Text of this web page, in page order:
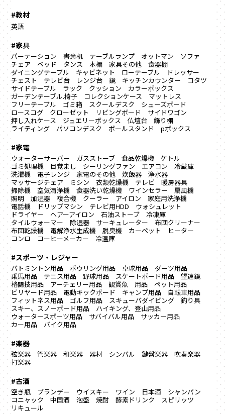
#教材
英語
#家具
パーテーション 書斎机 テーブルランプ オットマン
ソファ
チェア
ベッド タンス 本棚 家具その他
食器棚
ダイニングテーブル
キャビネット ローテーブル
ドレッサー
チェスト
テレビ台 レンジ台 鏡 キッチンカウンター
コタツ
サイドテーブル
ラック クッション
カラーボックス
ガーデンテーブル.椅子
コレクションケース
マットレス
フリーテーブル
ゴミ箱 スクールデスク
シューズボード
ロースコグ
クローゼット リビングボード
サイドワゴン
押し入れケース
ジュエリーボックス 仏壇台
飾り棚
ライティング
パソコンデスク ポールスタンド pボックス
#家電
ウォーターサーバー ガスストーブ 食品乾燥機
ケトル
ゴミ処理機
目覚まし シーリングファン エアコン
冷蔵庫
洗濯機
電子レンジ 家電のその他 炊飯器
浄水器
マッサージチェア
ミシン 衣類乾燥機 テレビ
暖房器具
掃除機
空気清浄機 食器洗い乾燥機 ワインセラー
扇風機
照明
加湿器 複合機 クーラー アイロン
家庭用洗浄機
電話機
ドリップマシン テレビ用HDD
ウォシュレット
ドライヤー
ヘアーアイロン 石油ストーブ
冷凍庫
タイルウォーマー
除湿器 サーキュレーター
布団クリーナー
布団乾燥機
電解浄水生成機 脱臭機 カーペット
ヒーター
コンロ
コーヒーメーカー 冷温庫
#スポーツ・レジャー
バトミントン用品 ボウリング用品 卓球用品
ダーツ用品
乗馬用品
テニス用品 野球用品 スケートボード用品
望遠鏡
格闘技用品
アーチェリー用品 観賞魚 用品
ペット用品
ビリヤード用品
電動キックボード キャンプ用品
自転車用品
フィットネス用品
ゴルフ用品 スキューバダイビング
釣り具
スキー、スノーボード用品
ハイキング、登山用品
ウォータースポーツ用品
サバイバル用品
サッカー用品
カー用品
バイク用品
#楽器
弦楽器 管楽器 和楽器 器材 シンバル 鍵盤楽器
吹奏楽器
打楽器
#古酒
空き瓶 ブランデー ウイスキー ワイン 日本酒
シャンパン
コニャック
中国酒 泡盛 焼酎 酵素ドリンク
スピリッツ
リキュール